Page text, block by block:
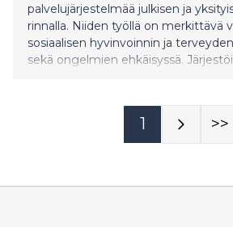
palvelujärjestelmää julkisen ja
rinnalla. Niiden työllä on merkittävä
sosiaalisen hyvinvoinnin ja
sekä ongelmien ehkäisyssä.
on vaikuttavaa ja
vankkaan osaamiseen ja
rahoittajat asettavat järjestöjen
1 >>